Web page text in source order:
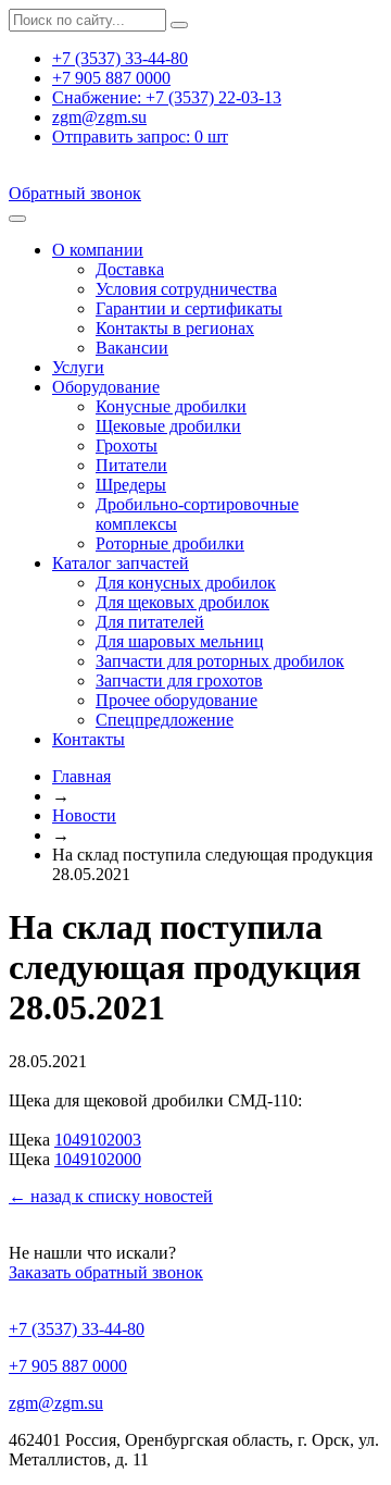
+7 (3537) 33-44-80
+7 905 887 0000
Снабжение: +7 (3537) 22-03-13
zgm@zgm.su
Отправить запрос: 0 шт
Обратный звонок
О компании
Доставка
Условия сотрудничества
Гарантии и сертификаты
Контакты в регионах
Вакансии
Услуги
Оборудование
Конусные дробилки
Щековые дробилки
Грохоты
Питатели
Шредеры
Дробильно-сортировочные
комплексы
Роторные дробилки
Каталог запчастей
Для конусных дробилок
Для щековых дробилок
Для питателей
Для шаровых мельниц
Запчасти для роторных дробилок
Запчасти для грохотов
Прочее оборудование
Спецпредложение
Контакты
Главная
→
Новости
→
На склад поступила следующая продукция
28.05.2021
На склад поступила
следующая продукция
28.05.2021
28.05.2021
Щека для щековой дробилки СМД-110:
Щека 1049102003
Щека 1049102000
← назад к списку новостей
Не нашли что искали?
Заказать обратный звонок
+7 (3537) 33-44-80
+7 905 887 0000
zgm@zgm.su
462401 Россия, Оренбургская область, г. Орск, ул.
Металлистов, д. 11